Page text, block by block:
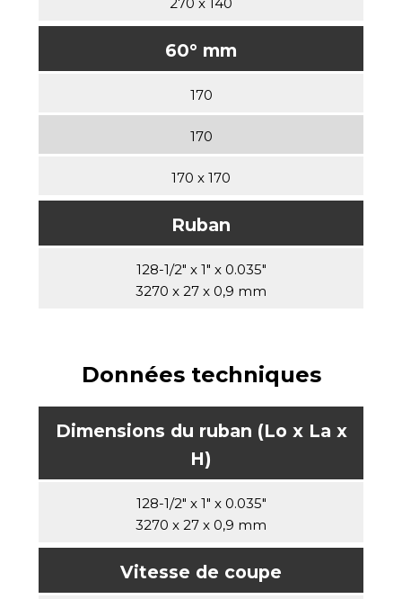
270 x 140
60° mm
170
170
170 x 170
Ruban
128-1/2" x 1" x 0.035"
3270 x 27 x 0,9 mm
Données techniques
Dimensions du ruban (Lo x La x
H)
128-1/2" x 1" x 0.035"
3270 x 27 x 0,9 mm
Vitesse de coupe